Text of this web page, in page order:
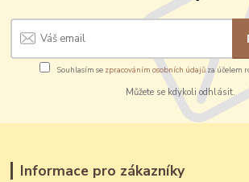
Souhlasím se zpracováním osobních údajůza účelem
Můžete se kdykoli odhlásit.
Informace pro zákazníky